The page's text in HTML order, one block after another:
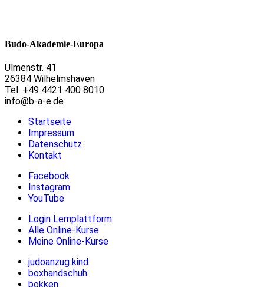
Budo-Akademie-Europa
Ulmenstr. 41
26384 Wilhelmshaven
Tel. +49 4421 400 8010
info@b-a-e.de
Startseite
Impressum
Datenschutz
Kontakt
Facebook
Instagram
YouTube
Login Lernplattform
Alle Online-Kurse
Meine Online-Kurse
judoanzug kind
boxhandschuh
bokken